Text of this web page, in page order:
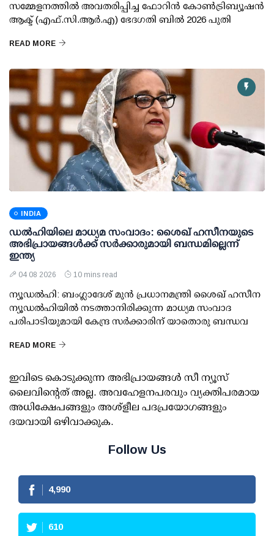
സമ്മേളനത്തില്‍ അവതരിപ്പിച്ച ഫോറിന്‍ കോണ്‍ട്രിബ്യൂഷന്‍
ആക്ട് (എഫ്.സി.ആര്‍.എ) ഭേദഗതി ബില്‍ 2026 പുതി
READ MORE
INDIA
ഡല്‍ഹിയിലെ മാധ്യമ സംവാദം: ശൈഖ് ഹസീനയുടെ
അഭിപ്രായങ്ങള്‍ക്ക് സര്‍ക്കാരുമായി ബന്ധമില്ലെന്ന്
ഇന്ത്യ
04 08 2026 10 mins read
ന്യൂഡല്‍ഹി: ബംഗ്ലാദേശ് മുന്‍ പ്രധാനമന്ത്രി ശൈഖ് ഹസീന
ന്യൂഡല്‍ഹിയില്‍ നടത്താനിരിക്കുന്ന മാധ്യമ സംവാദ
പരിപാടിയുമായി കേന്ദ്ര സര്‍ക്കാരിന് യാതൊരു ബന്ധവ
READ MORE
ഇവിടെ കൊടുക്കുന്ന അഭിപ്രായങ്ങള്‍ സീ ന്യൂസ്
ലൈവിന്റെത് അല്ല. അവഹേളനപരവും വ്യക്തിപരമായ
അധിക്ഷേപങ്ങളും അശ്‌ളീല പദപ്രയോഗങ്ങളും
ദയവായി ഒഴിവാക്കുക.
Follow Us
4,990
610